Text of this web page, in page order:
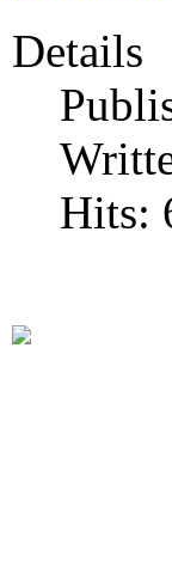
Details
Hits: